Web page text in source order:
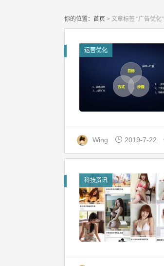
你的位置： 首页 > 文章标签 "广告优化"
运营优化
Wing 2019-7-22
科技资讯